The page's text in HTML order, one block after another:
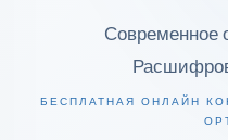
Современное
БЕСПЛАТНАЯ ОНЛАЙН